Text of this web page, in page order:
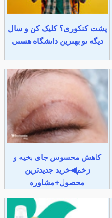
پشت کنکوری؟ کلیک کن و سال
دیگه تو بهترین دانشگاه هستی
کاهش محسوس جای بخیه و
زخم◀خرید جدیدترین
محصول+مشاوره